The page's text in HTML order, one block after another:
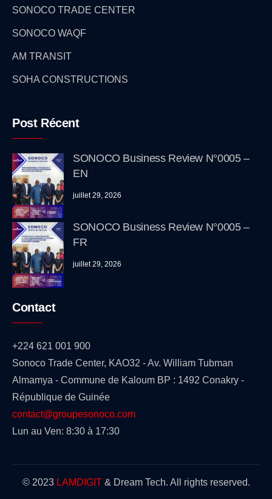
SONOCO TRADE CENTER
SONOCO WAQF
AM TRANSIT
SOHA CONSTRUCTIONS
Post Récent
SONOCO Business Review N°0005 –
EN
juillet 29, 2026
SONOCO Business Review N°0005 –
FR
juillet 29, 2026
Contact
+224 621 001 900
Sonoco Trade Center, KAO32 - Av. William Tubman
Almamya - Commune de Kaloum BP : 1492 Conakry -
République de Guinée
contact@groupesonoco.com
Lun au Ven: 8:30 à 17:30
© 2023 LAMDIGIT& Dream Tech. All rights reserved.